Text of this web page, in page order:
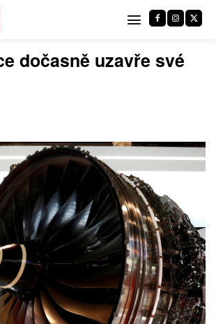
dočasně uzavře své